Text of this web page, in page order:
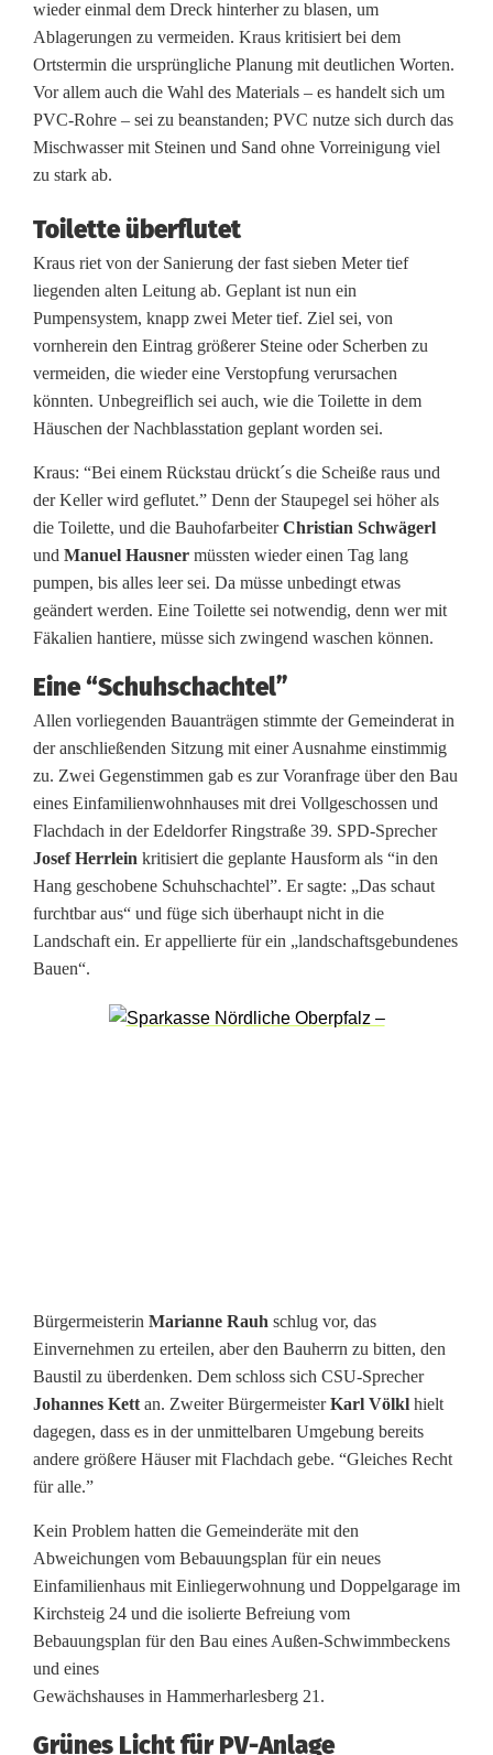
a
c
h
I
r
c
h
e
n
r
i
e
t
h
wieder einmal dem Dreck hinterher zu blasen, um
Ablagerungen zu vermeiden. Kraus kritisiert bei dem
Ortstermin die ursprüngliche Planung mit deutlichen Worten.
Vor allem auch die Wahl des Materials – es handelt sich um
PVC-Rohre – sei zu beanstanden; PVC nutze sich durch das
Mischwasser mit Steinen und Sand ohne Vorreinigung viel
zu stark ab.
Toilette überflutet
Kraus riet von der Sanierung der fast sieben Meter tief
liegenden alten Leitung ab. Geplant ist nun ein
Pumpensystem, knapp zwei Meter tief. Ziel sei, von
vornherein den Eintrag größerer Steine oder Scherben zu
vermeiden, die wieder eine Verstopfung verursachen
könnten. Unbegreiflich sei auch, wie die Toilette in dem
Häuschen der Nachblasstation geplant worden sei.
Kraus: “Bei einem Rückstau drückt´s die Scheiße raus und
der Keller wird geflutet.” Denn der Staupegel sei höher als
die Toilette, und die BauhofarbeiterChristian Schwägerl
und Manuel Hausner müssten wieder einen Tag lang
pumpen, bis alles leer sei. Da müsse unbedingt etwas
geändert werden. Eine Toilette sei notwendig, denn wer mit
Fäkalien hantiere, müsse sich zwingend waschen können.
Eine “Schuhschachtel”
Allen vorliegenden Bauanträgen stimmte der Gemeinderat in
der anschließenden Sitzung mit einer Ausnahme einstimmig
zu. Zwei Gegenstimmen gab es zur Voranfrage über den Bau
eines Einfamilienwohnhauses mit drei Vollgeschossen und
Flachdach in der Edeldorfer Ringstraße 39. SPD-Sprecher
Josef Herrlein kritisiert die geplante Hausform als “in den
Hang geschobene Schuhschachtel”. Er sagte: „Das schaut
furchtbar aus“ und füge sich überhaupt nicht in die
Landschaft ein. Er appellierte für ein „landschaftsgebundenes
Bauen“.
Bürgermeisterin Marianne Rauh schlug vor, das
Einvernehmen zu erteilen, aber den Bauherrn zu bitten, den
Baustil zu überdenken. Dem schloss sich CSU-Sprecher
Johannes Kett an. Zweiter BürgermeisterKarl Völkl hielt
dagegen, dass es in der unmittelbaren Umgebung bereits
andere größere Häuser mit Flachdach gebe. “Gleiches Recht
für alle.”
Kein Problem hatten die Gemeinderäte mit den
Abweichungen vom Bebauungsplan für ein neues
Einfamilienhaus mit Einliegerwohnung und Doppelgarage im
Kirchsteig 24 und die isolierte Befreiung vom
Bebauungsplan für den Bau eines Außen-Schwimmbeckens
und eines
Gewächshauses in Hammerharlesberg 21.
Grünes Licht für PV-Anlage